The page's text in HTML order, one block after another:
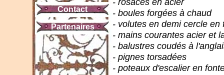
Contact
Partenaires
- boules forgées à chaud
- volutes en demi cercle en
- mains courantes acier et
- balustres coudés à
- pignes torsadées
- poteaux d'escalier en